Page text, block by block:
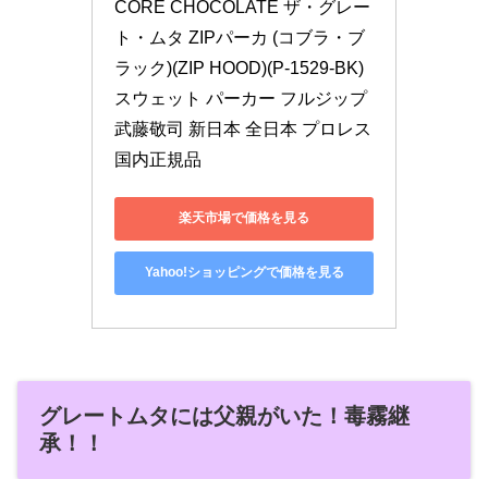
CORE CHOCOLATE ザ・グレー
ト・ムタ ZIPパーカ (コブラ・ブ
ラック)(ZIP HOOD)(P-1529-BK)
スウェット パーカー フルジップ
武藤敬司 新日本 全日本 プロレス
国内正規品
楽天市場で価格を見る
Yahoo!ショッピングで価格を見る
グレートムタには父親がいた！毒霧継
承！！